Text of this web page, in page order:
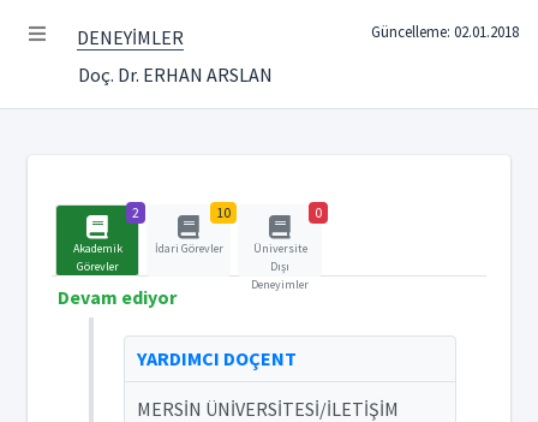
DENEYİMLER
Doç. Dr. ERHAN ARSLAN
Güncelleme: 02.01.2018
2
Akademik
Görevler
10
İdari Görevler
0
Üniversite
Dışı
Deneyimler
Devam ediyor
YARDIMCI DOÇENT
MERSİN ÜNİVERSİTESİ/İLETİŞİM